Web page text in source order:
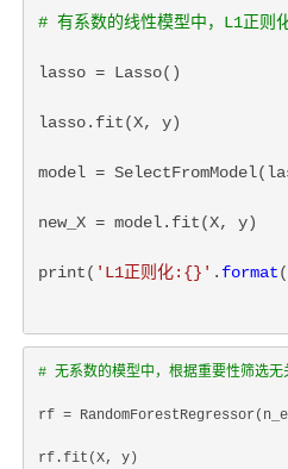
# 有系数的线性模型中，L1正则
lasso = Lasso()
lasso.fit(X, y)
model =
new_X = model.fit(X, y)
print( 'L1正则化:{}' . format
# 无系数的模型中，根据重要性筛选无
rf =
rf.fit(X, y)